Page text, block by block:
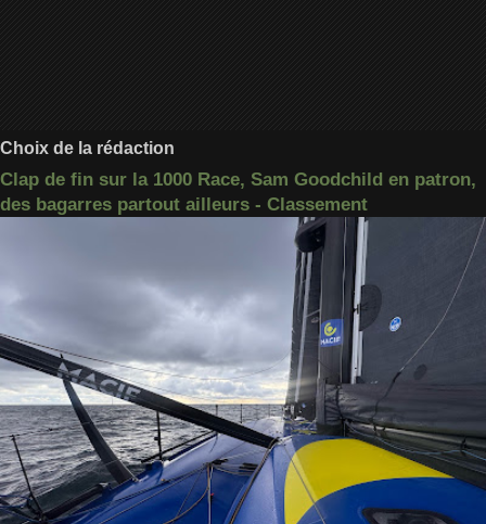
Choix de la rédaction
Clap de fin sur la 1000 Race, Sam Goodchild en patron,
des bagarres partout ailleurs - Classement